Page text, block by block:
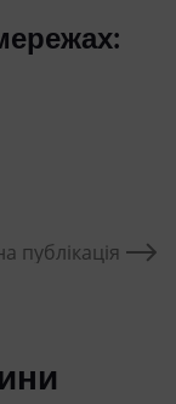
публікація